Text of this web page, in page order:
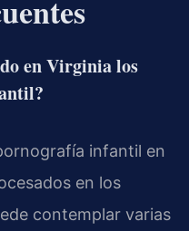
en Virginia los
infantil en
en los
contemplar varias